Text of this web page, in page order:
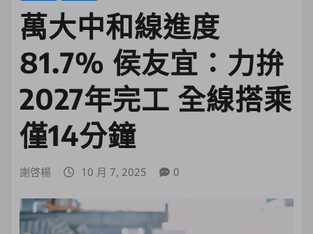
萬大中和線進度
81.7% 侯友宜：力拚
2027年完工 全線搭乘
僅14分鐘
謝啓楊 10 月 7, 2025 0